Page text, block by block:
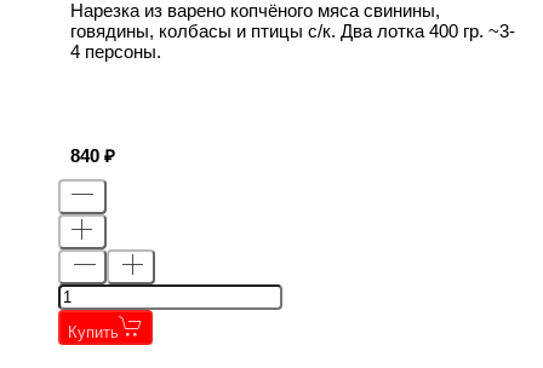
Нарезка из варено копчёного мяса свинины,
говядины, колбасы и птицы с/к. Два лотка 400 гр. ~3-
4 персоны.
840
Купить